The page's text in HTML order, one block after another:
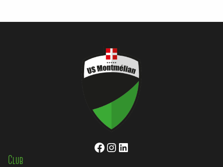
Facebook Instagram LinkedIn
Club